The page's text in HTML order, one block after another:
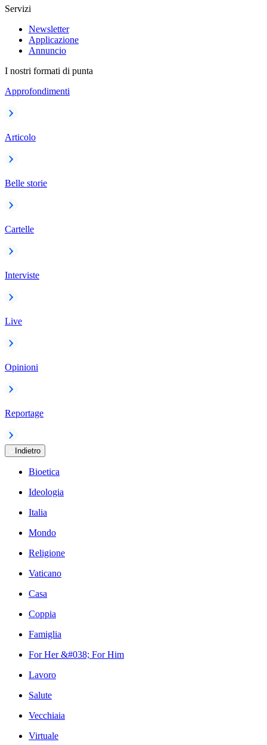
Servizi
Newsletter
Applicazione
Annuncio
I nostri formati di punta
Approfondimenti
Articolo
Belle storie
Cartelle
Interviste
Live
Opinioni
Reportage
Indietro
Bioetica
Ideologia
Italia
Mondo
Religione
Vaticano
Casa
Coppia
Famiglia
For Her &#038; For Him
Lavoro
Salute
Vecchiaia
Virtuale